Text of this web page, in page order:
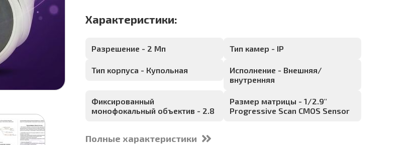
Характеристики:
Разрешение - 2 Мп Тип камер - IP
Тип корпуса - Купольная
Исполнение - Внешняя/
внутренняя
Фиксированный
монофокальный объектив - 2.8
Размер матрицы - 1/2.9"
Progressive Scan CMOS Sensor
Полные характеристики